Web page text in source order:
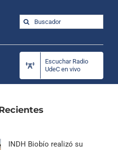
Buscar:
Escuchar Radio
UdeC en vivo
INDH Biobío realizó su